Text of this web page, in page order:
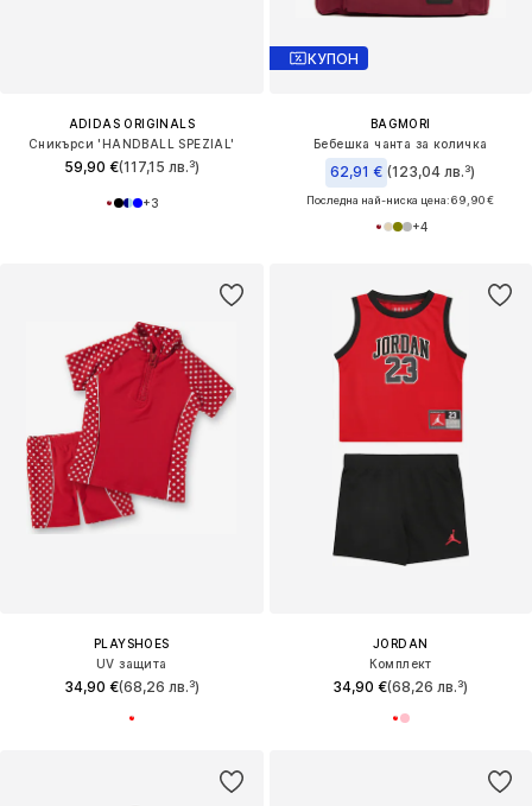
ADIDAS ORIGINALS
Сникърси 'HANDBALL SPEZIAL'
59,90 €(117,15 лв.³)
+3
КУПОН
BAGMORI
Бебешка чанта за количка
62,91 € (123,04 лв.³)
Последна най-ниска цена:69,90 €
+4
PLAYSHOES
UV защита
34,90 €(68,26 лв.³)
JORDAN
Комплект
34,90 €(68,26 лв.³)